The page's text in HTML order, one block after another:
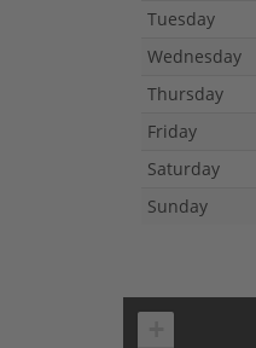
Tuesday
Wednesday
Thursday
Friday
Saturday
Sunday